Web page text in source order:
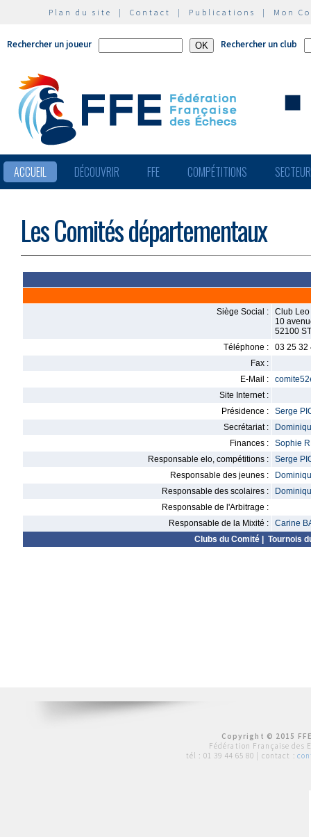
Plan du site | Contact | Publications | Mon
Rechercher un joueur Rechercher un club
ACCUEIL DÉCOUVRIR FFE COMPÉTITIONS
Les Comités départementaux
Siège Social :
Club
10
52100
Téléphone :
03 25 32
Fax :
E-Mail :
Site Internet :
Présidence :
Serge
Secrétariat :
Finances :
Sophie
Responsable elo, compétitions :
Serge
Responsable des jeunes :
Responsable des scolaires :
Responsable de l'Arbitrage :
Responsable de la Mixité :
Carine
Clubs du Comité| Tournois
Copyright © 2015
Fédération Française des
tél : 01 39 44 65 80 | contact :